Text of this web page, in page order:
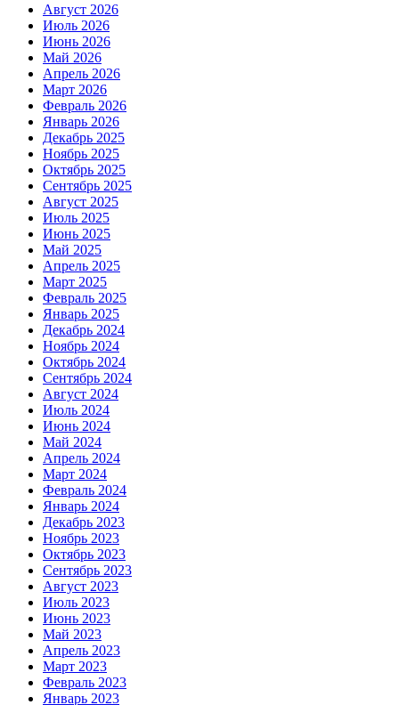
Август 2026
Июль 2026
Июнь 2026
Май 2026
Апрель 2026
Март 2026
Февраль 2026
Январь 2026
Декабрь 2025
Ноябрь 2025
Октябрь 2025
Сентябрь 2025
Август 2025
Июль 2025
Июнь 2025
Май 2025
Апрель 2025
Март 2025
Февраль 2025
Январь 2025
Декабрь 2024
Ноябрь 2024
Октябрь 2024
Сентябрь 2024
Август 2024
Июль 2024
Июнь 2024
Май 2024
Апрель 2024
Март 2024
Февраль 2024
Январь 2024
Декабрь 2023
Ноябрь 2023
Октябрь 2023
Сентябрь 2023
Август 2023
Июль 2023
Июнь 2023
Май 2023
Апрель 2023
Март 2023
Февраль 2023
Январь 2023